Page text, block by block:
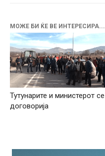
МОЖЕ БИ ЌЕ ВЕ ИНТЕРЕСИРА...
Тутунарите и министерот се
договорија